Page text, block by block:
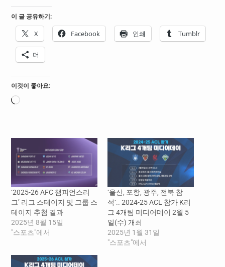
이 글 공유하기:
X Facebook 인쇄 Tumblr
더
이것이 좋아요:
로
‘2025-26 AFC 챔피언스리
그’ 리그 스테이지 및 그룹 스
테이지 추첨 결과
2025년 8월 15일
"스포츠"에서
‘울산, 포항, 광주, 전북 참
석‘.. 2024-25 ACL 참가 K리
그 4개팀 미디어데이 2월 5
일(수) 개최
2025년 1월 31일
"스포츠"에서